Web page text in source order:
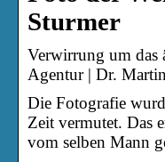
Sturmer
Verwirrung um das
Agentur | Dr.
Die Fotografie
Zeit vermutet. Das
vom selben Mann